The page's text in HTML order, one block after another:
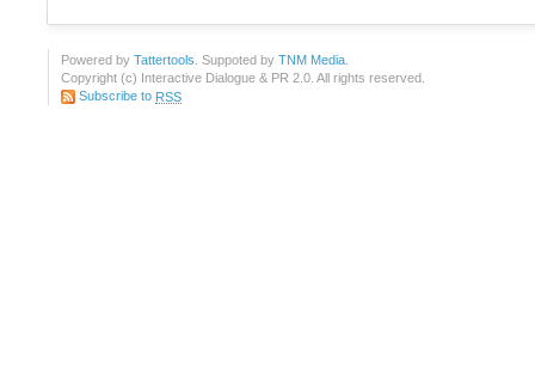
Powered by Tattertools . Suppoted by TNM Media
Copyright (c) Interactive Dialogue & PR 2.0. All rights reserved.
Subscribe to RSS